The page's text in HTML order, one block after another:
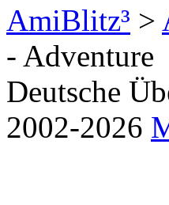
AmiBlitz³ >
- Adventure
Deutsche
2002-2026